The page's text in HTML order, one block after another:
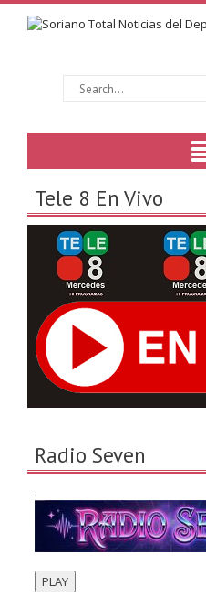
Tele 8 En Vivo
Radio Seven
.
PLAY